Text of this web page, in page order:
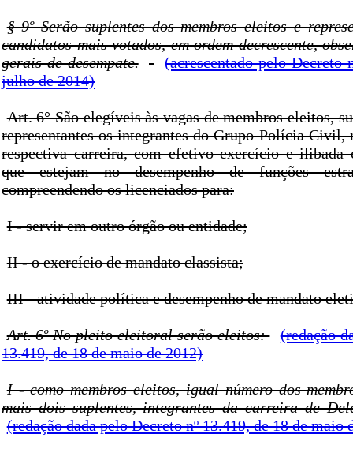
§ 9º Serão suplentes dos membros eleitos e
candidatos mais votados, em ordem decrescente,
gerais de desempate.
(acrescentado pelo Decreto
julho de 2014)
Art. 6° São elegíveis às vagas de membros eleitos,
representantes os integrantes do Grupo Polícia Civil,
respectiva carreira, com efetivo exercício e ilibada
que estejam no desempenho de funções
compreendendo os licenciados para:
I - servir em outro órgão ou entidade;
II - o exercício de mandato classista;
III - atividade política e desempenho de mandato
Art. 6º No pleito eleitoral serão eleitos:
(redação
13.419, de 18 de maio de 2012)
I - como membros eleitos, igual número dos
mais dois suplentes, integrantes da carreira de
(redação dada pelo Decreto nº 13.419, de 18 de maio